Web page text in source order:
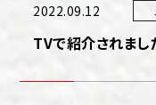
2022.09.12
TVで紹介されまし